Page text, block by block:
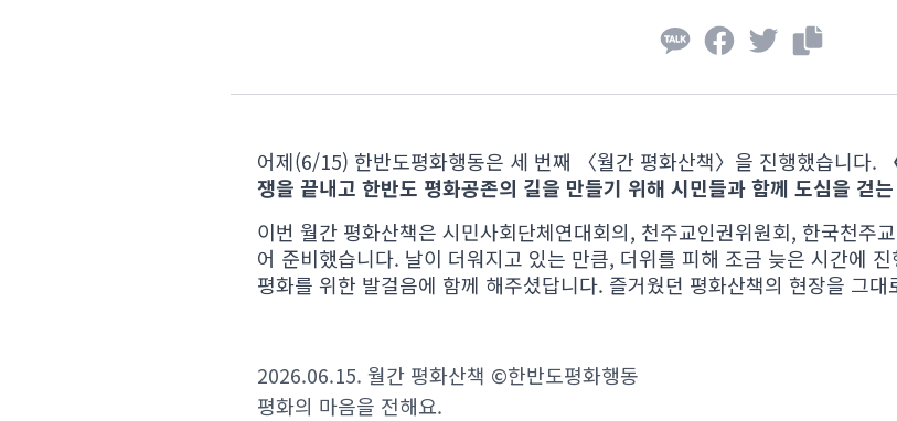
어제(6/15) 한반도평화행동은 세 번째 〈월간 평화산책〉을 진행했습니다.
쟁을 끝내고 한반도 평화공존의 길을 만들기 위해 시민들과 함께 도심을 걷
이번 월간 평화산책은 시민사회단체연대회의, 천주교인권위원회, 한국천주
어 준비했습니다. 날이 더워지고 있는 만큼, 더위를 피해 조금 늦은 시간에
평화를 위한 발걸음에 함께 해주셨답니다. 즐거웠던 평화산책의 현장을 그대
2026.06.15. 월간 평화산책 ©한반도평화행동
평화의 마음을 전해요.